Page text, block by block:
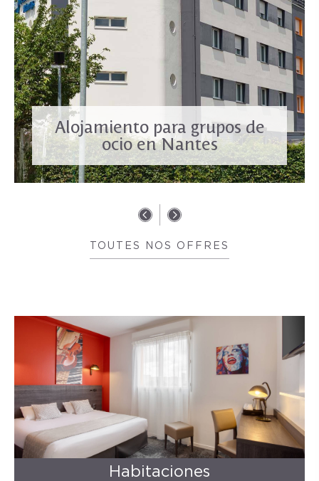
Alojamiento para grupos de
ocio en Nantes
TOUTES NOS OFFRES
Habitaciones